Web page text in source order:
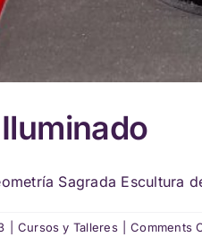
Sagrada Escultura
Cursos y Talleres Comments